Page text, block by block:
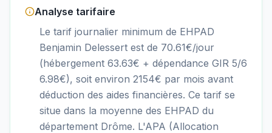
Analyse tarifaire
Le tarif journalier minimum de EHPAD
Benjamin Delessert est de 70.61€/jour
(hébergement 63.63€ + dépendance GIR 5/6
6.98€), soit environ 2154€ par mois avant
déduction des aides financières. Ce tarif se
situe dans la moyenne des EHPAD du
département Drôme. L'APA (Allocation